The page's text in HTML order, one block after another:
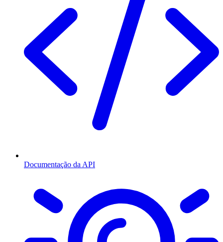
Documentação da API